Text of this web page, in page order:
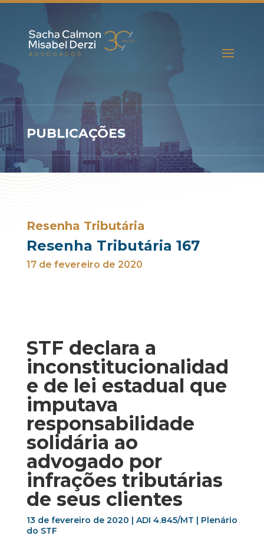
PUBLICAÇÕES
Resenha Tributária
Resenha Tributária 167
17 de fevereiro de 2020
STF declara a
inconstitucionalidad
e de lei estadual que
imputava
responsabilidade
solidária ao
advogado por
infrações tributárias
de seus clientes
13 de fevereiro de 2020 | ADI 4.845/MT | Plenário
do STF